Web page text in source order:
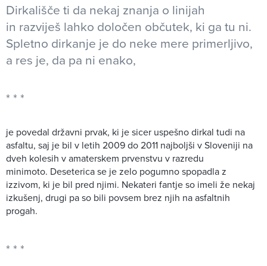
Dirkališče ti da nekaj znanja o linijah
in razviješ lahko določen občutek, ki ga tu ni.
Spletno dirkanje je do neke mere primerljivo,
a res je, da pa ni enako,
je povedal državni prvak, ki je sicer uspešno dirkal tudi na
asfaltu, saj je bil v letih 2009 do 2011 najboljši v Sloveniji na
dveh kolesih v amaterskem prvenstvu v razredu
minimoto. Deseterica se je zelo pogumno spopadla z
izzivom, ki je bil pred njimi. Nekateri fantje so imeli že nekaj
izkušenj, drugi pa so bili povsem brez njih na asfaltnih
progah.